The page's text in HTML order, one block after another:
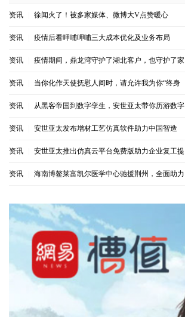
资讯 徐闻火了！被多家媒体、微博大V点赞暖心
资讯 疫情后看呷哺呷哺三大成本优化及业务布局
资讯 疫情期间，鼎龙湾守护了湖北客户，也守护了家
资讯 当你化作天使抚慰人间时，请允许我为你“终身
资讯 从黑客帝国到数字孪生，安世亚太带你历游数字
资讯 安世亚太发布增材工艺仿真软件助力中国智造
资讯 安世亚太推出仿真云平台免费版助力企业复工提
资讯 海南博鳌莱富凯尔医学中心驰援荆州，全面助力